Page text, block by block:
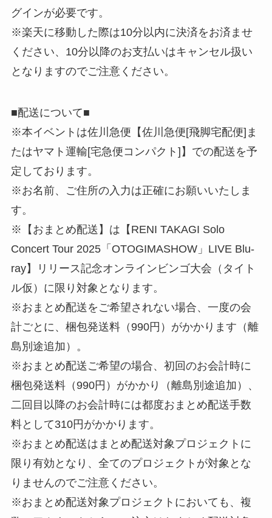
グインが必要です。
※楽天に移動した際は10分以内に決済をお済ませ
ください、10分以降のお支払いはキャンセル扱い
となりますのでご注意ください。
■配送について■
※本イベントは佐川急便【佐川急便[飛脚宅配便]ま
たはヤマト運輸[宅急便コンパクト]】での配送を予
定しております。
※お名前、ご住所の入力は正確にお願いいたしま
す。
※【おまとめ配送】は【RENI TAKAGI Solo
Concert Tour 2025「OTOGIMASHOW」LIVE Blu-
ray】リリース記念オンラインビンゴ大会（タイト
ル仮）に限り対象となります。
※おまとめ配送をご希望されない場合、一度の会
計ごとに、梱包発送料（990円）がかかります（離
島別途追加）。
※おまとめ配送ご希望の場合、初回のお会計時に
梱包発送料（990円）がかかり（離島別途追加）、
二回目以降のお会計時には都度おまとめ配送手数
料として310円がかかります。
※おまとめ配送はまとめ配送対象プロジェクトに
限り有効となり、全てのプロジェクトが対象とな
りませんのでご注意ください。
※おまとめ配送対象プロジェクトにおいても、複